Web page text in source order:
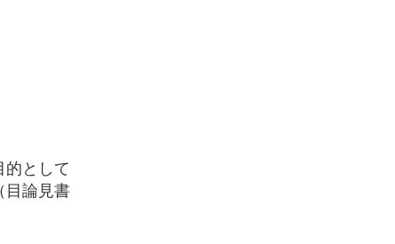
的として
目論見書